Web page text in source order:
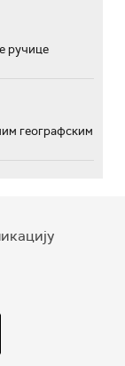
ручице
географским